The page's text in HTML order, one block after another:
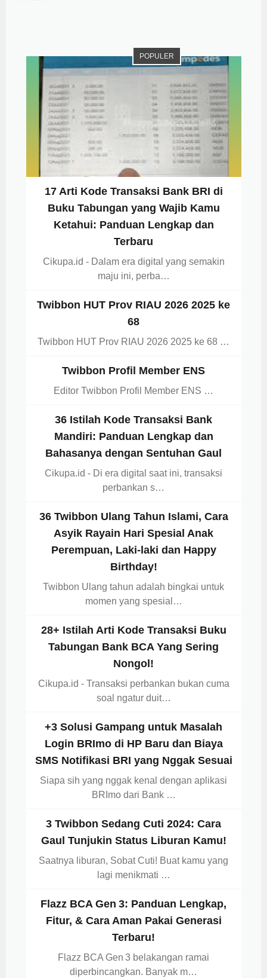
POPULER
17 Arti Kode Transaksi Bank BRI di
Buku Tabungan yang Wajib Kamu
Ketahui: Panduan Lengkap dan
Terbaru
Cikupa.id - Dalam era digital yang semakin
maju ini, perba…
Twibbon HUT Prov RIAU 2026 2025 ke
68
Twibbon HUT Prov RIAU 2026 2025 ke 68 …
Twibbon Profil Member ENS
Editor Twibbon Profil Member ENS …
36 Istilah Kode Transaksi Bank
Mandiri: Panduan Lengkap dan
Bahasanya dengan Sentuhan Gaul
Cikupa.id - Di era digital saat ini, transaksi
perbankan s…
36 Twibbon Ulang Tahun Islami, Cara
Asyik Rayain Hari Spesial Anak
Perempuan, Laki-laki dan Happy
Birthday!
Twibbon Ulang tahun adalah bingkai untuk
momen yang spesial…
28+ Istilah Arti Kode Transaksi Buku
Tabungan Bank BCA Yang Sering
Nongol!
Cikupa.id - Transaksi perbankan bukan cuma
soal ngatur duit…
+3 Solusi Gampang untuk Masalah
Login BRImo di HP Baru dan Biaya
SMS Notifikasi BRI yang Nggak Sesuai
Siapa sih yang nggak kenal dengan aplikasi
BRImo dari Bank …
3 Twibbon Sedang Cuti 2024: Cara
Gaul Tunjukin Status Liburan Kamu!
Saatnya liburan, Sobat Cuti! Buat kamu yang
lagi menikmati …
Flazz BCA Gen 3: Panduan Lengkap,
Fitur, & Cara Aman Pakai Generasi
Terbaru!
Flazz BCA Gen 3 belakangan ramai
diperbincangkan. Banyak m…